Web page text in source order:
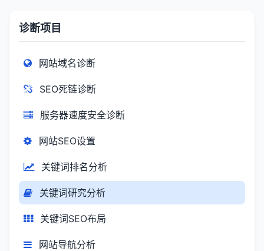
诊断项目
网站域名诊断
SEO死链诊断
服务器速度安全诊断
网站SEO设置
关键词排名分析
关键词研究分析
关键词SEO布局
网站导航分析